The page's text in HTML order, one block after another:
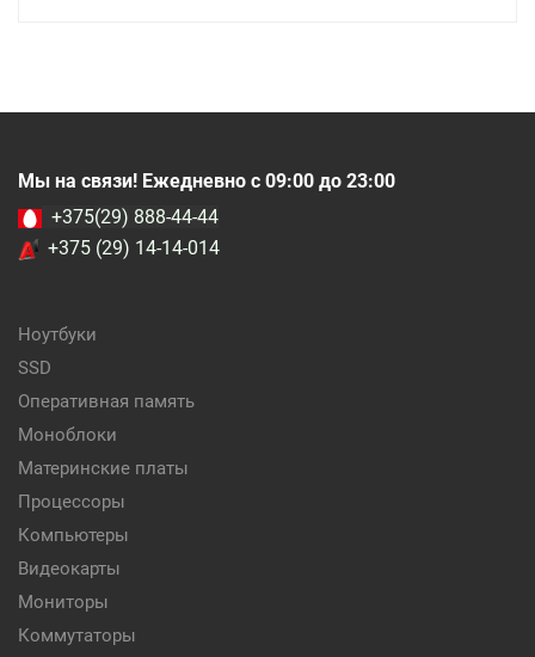
Мы на связи! Ежедневно с 09:00 до 23:00
+375(29) 888-44-44
+375 (29) 14-14-014
Ноутбуки
SSD
Оперативная память
Моноблоки
Материнские платы
Процессоры
Компьютеры
Видеокарты
Мониторы
Коммутаторы